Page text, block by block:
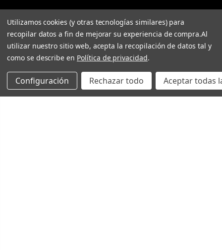
Utilizamos cookies (y otras tecnologías similares) para
recopilar datos a fin de mejorar su experiencia de compra.Al
utilizar nuestro sitio web, acepta la recopilación de datos tal y
como se describe en Política de privacidad.
Configuración Rechazar todo Aceptar todas